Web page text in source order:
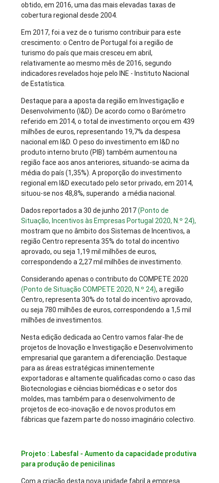
obtido, em 2016, uma das mais elevadas taxas de
cobertura regional desde 2004.
Em 2017, foi a vez de o turismo contribuir para este
crescimento: o Centro de Portugal foi a região de
turismo do país que mais cresceu em abril,
relativamente ao mesmo mês de 2016, segundo
indicadores revelados hoje pelo INE - Instituto Nacional
de Estatística.
Destaque para a aposta da região em Investigação e
Desenvolvimento (I&D). De acordo como o Barómetro
referido em 2014, o total de investimento orçou em 439
milhões de euros, representando 19,7% da despesa
nacional em I&D. O peso do investimento em I&D no
produto interno bruto (PIB) também aumentou na
região face aos anos anteriores, situando-se acima da
média do país (1,35%). A proporção do investimento
regional em I&D executado pelo setor privado, em 2014,
situou-se nos 48,8%, superando a média nacional.
Dados reportados a 30 de junho 2017(Ponto de
Situação, Incentivos às Empresas Portugal 2020, N.º 24),
mostram que no âmbito dos Sistemas de Incentivos, a
região Centro representa 35% do total do incentivo
aprovado, ou seja 1,19 mil milhões de euros,
correspondendo a 2,27 mil milhões de investimento.
Considerando apenas o contributo do COMPETE 2020
(Ponto de Situação COMPETE 2020, N.º 24), a região
Centro, representa 30% do total do incentivo aprovado,
ou seja 780 milhões de euros, correspondendo a 1,5 mil
milhões de investimentos.
Nesta edição dedicada ao Centro vamos falar-lhe de
projetos de Inovação e Investigação e Desenvolvimento
empresarial que garantem a diferenciação. Destaque
para as áreas estratégicas iminentemente
exportadoras e altamente qualificadas como o caso das
Biotecnologias e ciências biomédicas e o setor dos
moldes, mas também para o desenvolvimento de
projetos de eco-inovação e de novos produtos em
fábricas que fazem parte do nosso imaginário colectivo.
Projeto : Labesfal - Aumento da capacidade produtiva
para produção de penicilinas